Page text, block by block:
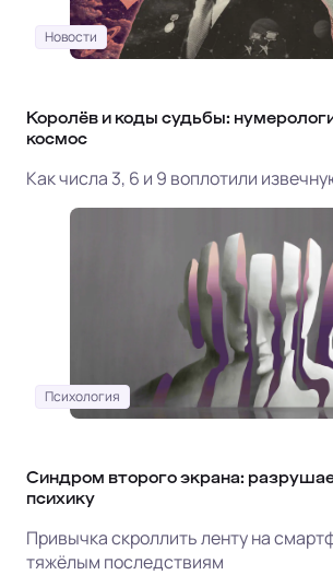
Новости
Королёв и коды судьбы:
космос
Как числа 3, 6 и 9 воплотили
Психология
Синдром второго экрана:
психику
Привычка скроллить ленту на
тяжёлым последствиям